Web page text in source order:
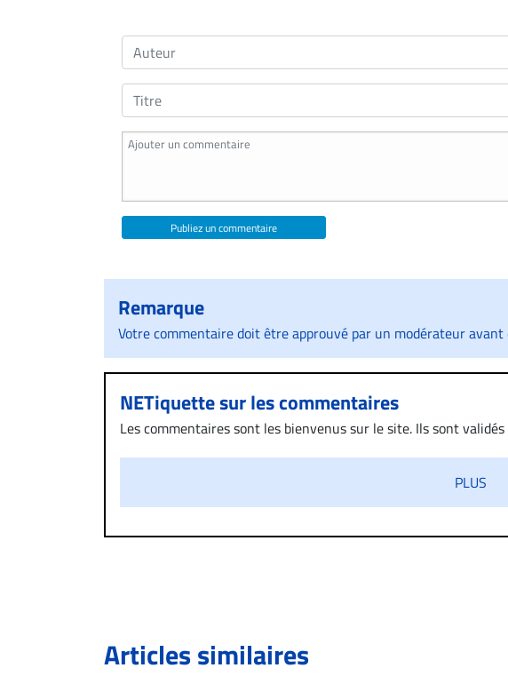
Publiez un commentaire
Remarque
Votre commentaire doit être approuvé par un modérateur avant
NETiquette sur les commentaires
Les commentaires sont les bienvenus sur le site. Ils sont
Si votre demande apparait légitime, le commentaire sera retiré
l’espace dédié aux commentaires pour publier, dans les
PLUS
Articles similaires